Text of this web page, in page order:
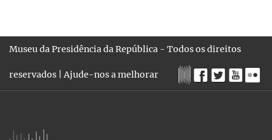
Museu da Presidência da República - Todos os direitos
reservados |Ajude-nos a melhorar